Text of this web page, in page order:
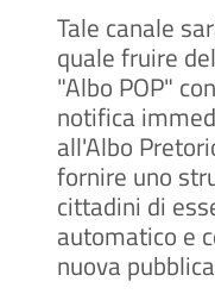
Tale canale
quale fruire
"Albo POP"
notifica
all'Albo
fornire uno
cittadini di
automatico e
nuova